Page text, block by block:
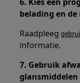
belading en
Raadpleeg
informatie.
7. Gebruik